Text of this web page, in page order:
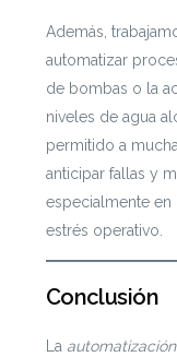
Además,
automatizar
de bombas o la
niveles de agua
permitido a
anticipar fallas y
especialmente
estrés operativo.
Conclusión
La